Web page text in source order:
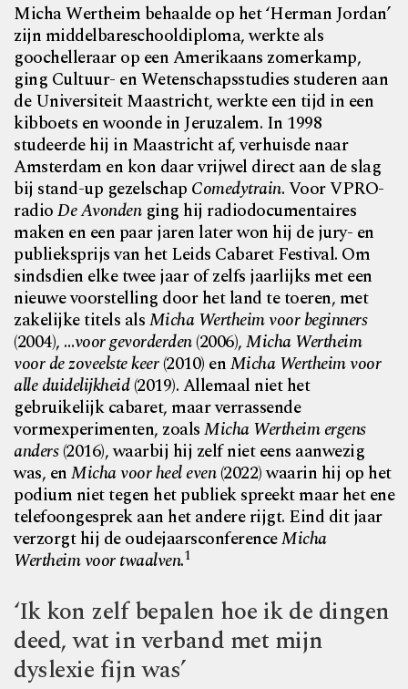
Micha Wertheim behaalde op het ‘Herman Jordan’
zijn middelbareschooldiploma, werkte als
goochelleraar op een Amerikaans zomerkamp,
ging Cultuur- en Wetenschapsstudies studeren aan
de Universiteit Maastricht, werkte een tijd in een
kibboets en woonde in Jeruzalem. In 1998
studeerde hij in Maastricht af, verhuisde naar
Amsterdam en kon daar vrijwel direct aan de slag
bij stand-up gezelschap Comedytrain. Voor VPRO-
radioDe Avondenging hij radiodocumentaires
maken en een paar jaren later won hij de jury- en
publieksprijs van het Leids Cabaret Festival. Om
sindsdien elke twee jaar of zelfs jaarlijks met een
nieuwe voorstelling door het land te toeren, met
zakelijke titels alsMicha Wertheim voor beginners
(2004), …voor gevorderden(2006),Micha Wertheim
voor de zoveelste keer(2010) enMicha Wertheim voor
alle duidelijkheid(2019). Allemaal niet het
gebruikelijk cabaret, maar verrassende
vormexperimenten, zoalsMicha Wertheim ergens
anders(2016), waarbij hij zelf niet eens aanwezig
was, enMicha voor heel even(2022) waarin hij op het
podium niet tegen het publiek spreekt maar het ene
telefoongesprek aan het andere rijgt. Eind dit jaar
verzorgt hij de oudejaarsconferenceMicha
Wertheim voor twaalven.1
‘Ik kon zelf bepalen hoe ik de dingen
deed, wat in verband met mijn
dyslexie fijn was’